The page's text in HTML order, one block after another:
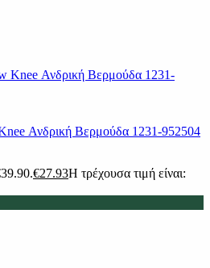
Ανδρική Βερμούδα 1231-952504
€27.93Η τρέχουσα τιμή είναι: